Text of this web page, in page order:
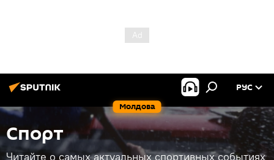
Молдова
РУС
Спорт
Читайте о самых актуальных спортивных событиях